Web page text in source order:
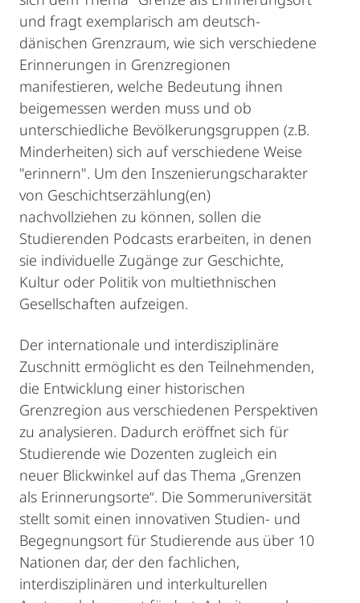
und fragt exemplarisch am deutsch-
dänischen Grenzraum, wie sich verschiedene
Erinnerungen in Grenzregionen
manifestieren, welche Bedeutung ihnen
beigemessen werden muss und ob
unterschiedliche Bevölkerungsgruppen (z.B.
Minderheiten) sich auf verschiedene Weise
"erinnern". Um den Inszenierungscharakter
von Geschichtserzählung(en)
nachvollziehen zu können, sollen die
Studierenden Podcasts erarbeiten, in denen
sie individuelle Zugänge zur Geschichte,
Kultur oder Politik von multiethnischen
Gesellschaften aufzeigen.
Der internationale und interdisziplinäre
Zuschnitt ermöglicht es den Teilnehmenden,
die Entwicklung einer historischen
Grenzregion aus verschiedenen Perspektiven
zu analysieren. Dadurch eröffnet sich für
Studierende wie Dozenten zugleich ein
neuer Blickwinkel auf das Thema „Grenzen
als Erinnerungsorte“. Die Sommeruniversität
stellt somit einen innovativen Studien- und
Begegnungsort für Studierende aus über 10
Nationen dar, der den fachlichen,
interdisziplinären und interkulturellen